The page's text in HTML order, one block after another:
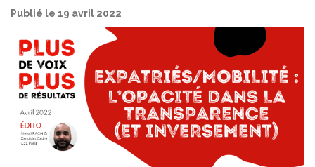
Publié le 19 avril 2022